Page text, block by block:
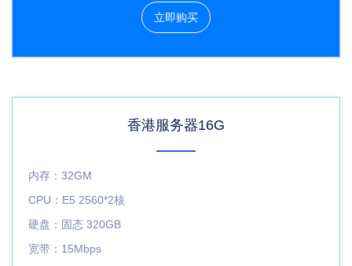
立即购买
香港服务器16G
内存：32GM
CPU：E5 2560*2核
硬盘：固态 320GB
宽带：15Mbps